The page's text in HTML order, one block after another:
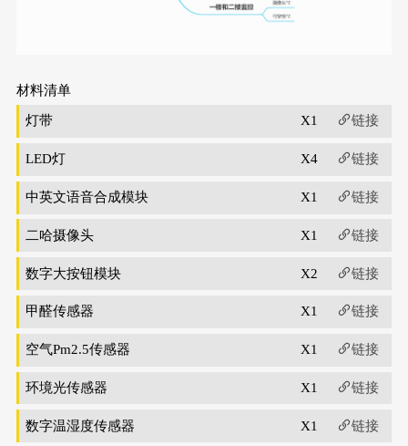
材料清单
灯带 X1 链接
LED灯 X4 链接
中英文语音合成模块 X1 链接
二哈摄像头 X1 链接
数字大按钮模块 X2 链接
甲醛传感器 X1 链接
空气Pm2.5传感器 X1 链接
环境光传感器 X1 链接
数字温湿度传感器 X1 链接